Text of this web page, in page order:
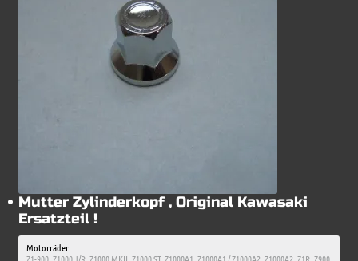
Mutter Zylinderkopf , Original Kawasaki
Ersatzteil !
Motorräder:
Z1-900, Z1000 J/R, Z1000 MKII Z1000 ST, Z1000A1 Z1000A1 / Z1000A2 Z1000A2 Z1R, Z900